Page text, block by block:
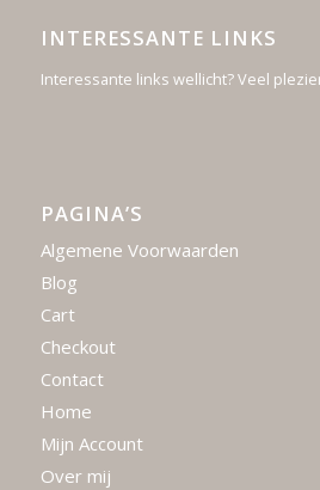
INTERESSANTE LINKS
Interessante links wellicht? Veel
PAGINA’S
Algemene Voorwaarden
Blog
Cart
Checkout
Contact
Home
Mijn Account
Over mij